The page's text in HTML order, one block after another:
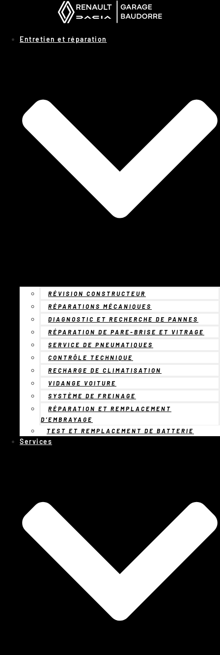
Panneau de gestion des cookies
Entretien et réparation
RÉVISION CONSTRUCTEUR
RÉPARATIONS MÉCANIQUES
DIAGNOSTIC ET RECHERCHE DE PANNES
RÉPARATION DE PARE-BRISE ET VITRAGE
SERVICE DE PNEUMATIQUES
CONTRÔLE TECHNIQUE
RECHARGE DE CLIMATISATION
VIDANGE VOITURE
SYSTÈME DE FREINAGE
RÉPARATION ET REMPLACEMENT
D’EMBRAYAGE
TEST ET REMPLACEMENT DE BATTERIE
Services